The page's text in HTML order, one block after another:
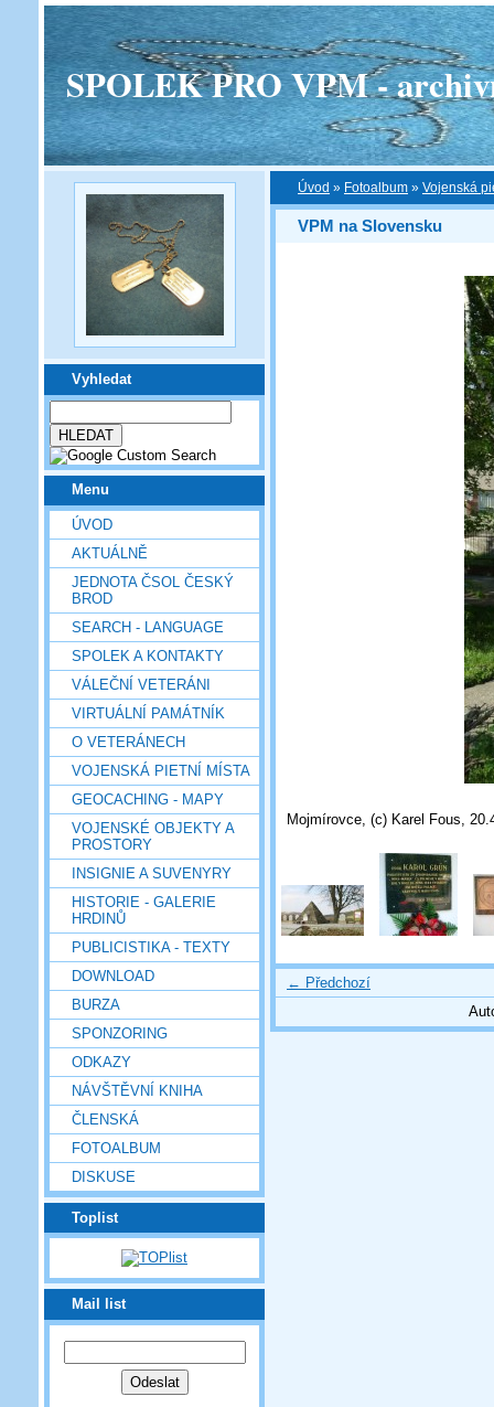
SPOLEK PRO VPM -
Vyhledat
Menu
ÚVOD
AKTUÁLNĚ
JEDNOTA ČSOL ČESKÝ
BROD
SEARCH - LANGUAGE
SPOLEK A KONTAKTY
VÁLEČNÍ VETERÁNI
VIRTUÁLNÍ PAMÁTNÍK
O VETERÁNECH
VOJENSKÁ PIETNÍ MÍSTA
GEOCACHING - MAPY
VOJENSKÉ OBJEKTY A
PROSTORY
INSIGNIE A SUVENYRY
HISTORIE - GALERIE
HRDINŮ
PUBLICISTIKA - TEXTY
DOWNLOAD
BURZA
SPONZORING
ODKAZY
NÁVŠTĚVNÍ KNIHA
ČLENSKÁ
FOTOALBUM
DISKUSE
Toplist
Mail list
Úvod » Fotoalbum » Vojenská
VPM na Slovensku
Mojmírovce, (c) Karel Fous,
← Předchozí